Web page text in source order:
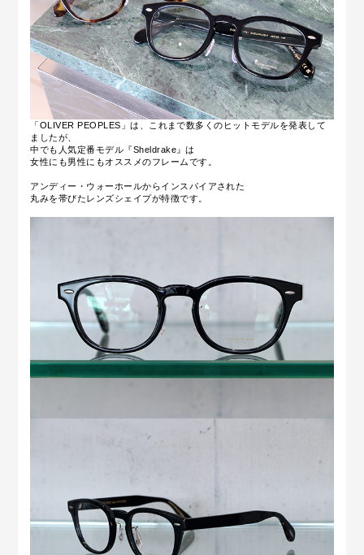
「OLIVER PEOPLES」は、これまで数多くのヒットモデルを発表して
ましたが、
中でも人気定番モデル『Sheldrake』は
女性にも男性にもオススメのフレームです。
アンディー・ウォーホールからインスパイアされた
丸みを帯びたレンズシェイプが特徴です。